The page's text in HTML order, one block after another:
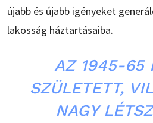
újabb és újabb igényeket
lakosság háztartásaiba.
AZ 1945-65
SZÜLETETT,
NAGY